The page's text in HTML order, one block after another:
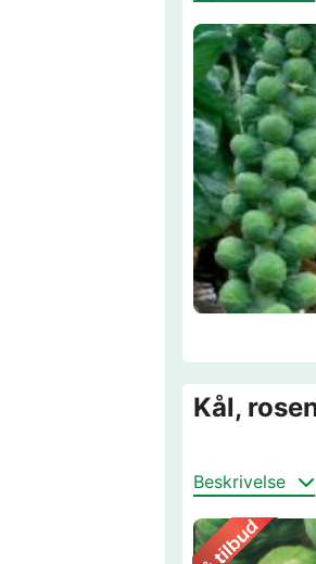
Kål,
Beskrivelse